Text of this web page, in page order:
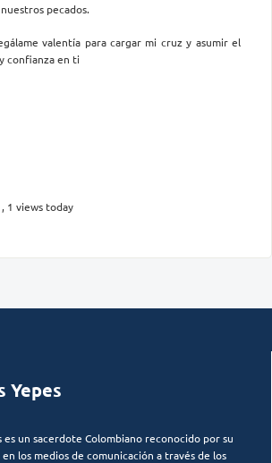
pecados.
valentía para cargar mi cruz y asumir el
confianza en ti
, 1 views today
Yepes
es un sacerdote Colombiano reconocido por su
los medios de comunicación a través de los